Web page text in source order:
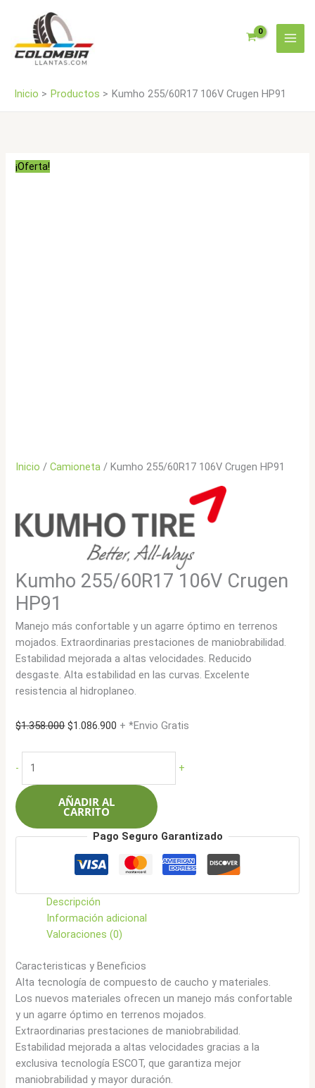
contenido
Inicio Productos Kumho 255/60R17 106V Crugen HP91
¡Oferta!
Inicio /Camioneta / Kumho 255/60R17 106V Crugen HP91
Kumho 255/60R17 106V Crugen
HP91
Manejo más confortable y un agarre óptimo en terrenos
mojados. Extraordinarias prestaciones de maniobrabilidad.
Estabilidad mejorada a altas velocidades. Reducido
desgaste. Alta estabilidad en las curvas. Excelente
resistencia al hidroplaneo.
$1.358.000El
$1.086.900 El
$1.086.900.
+ *Envio Gratis
-
255/60R17
106V
HP91
cantidad
+
AÑADIR AL
CARRITO
Pago Seguro Garantizado
Descripción
Información adicional
Valoraciones (0)
Caracteristicas y Beneficios
Alta tecnología de compuesto de caucho y materiales.
Los nuevos materiales ofrecen un manejo más confortable
y un agarre óptimo en terrenos mojados.
Extraordinarias prestaciones de maniobrabilidad.
Estabilidad mejorada a altas velocidades gracias a la
exclusiva tecnología ESCOT, que garantiza mejor
maniobrabilidad y mayor duración.
cantidad